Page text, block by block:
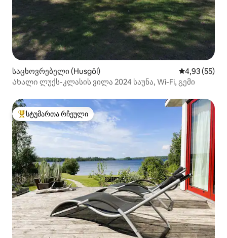
საცხოვრებელი (Husgöl) საშუალო
4,93 (55)
Ახალი ლუქს-კლასის ვილა 2024 საუნა, Wi-Fi, გემი
სტუმართა რჩეული მოწინავე ვარიანტი
სტუმართა რჩეული